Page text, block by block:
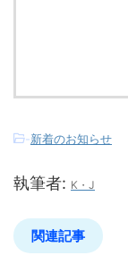
-新着のお知らせ
執筆者: K・J
関連記事